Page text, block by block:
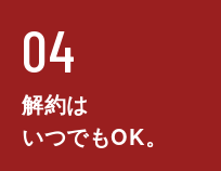
04
解約は
いつでもOK。